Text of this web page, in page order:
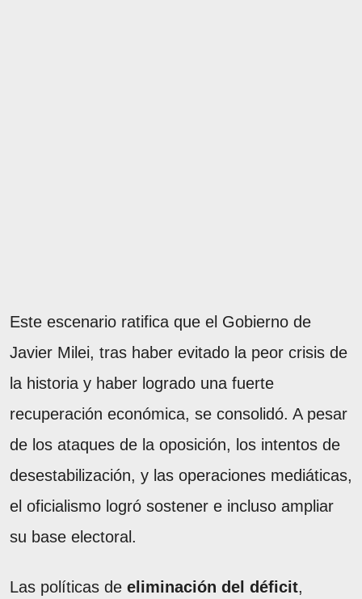
Este escenario ratifica que el Gobierno de
Javier Milei, tras haber evitado la peor crisis de
la historia y haber logrado una fuerte
recuperación económica, se consolidó. A pesar
de los ataques de la oposición, los intentos de
desestabilización, y las operaciones mediáticas,
el oficialismo logró sostener e incluso ampliar
su base electoral.
Las políticas de eliminación del déficit,